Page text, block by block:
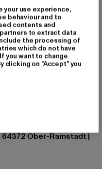
Lomme med slids
Bomuld
|
Ober-Ramstadt |
your use experience,
behaviour and to
contents and
to extract data
the processing of
which do not have
you want to change
clicking on "Accept" you